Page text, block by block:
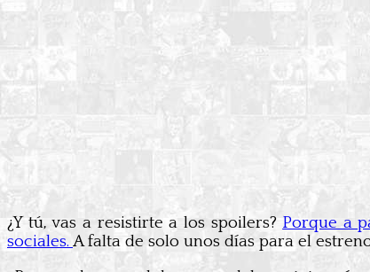
¿Y tú, vas a resistirte a los spoilers? Porque a
sociales. A falta de solo unos días para el